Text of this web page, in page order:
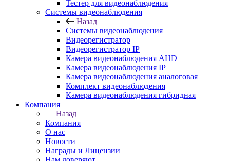
Тестер для видеонаблюдения
Системы видеонаблюдения
Назад
Системы видеонаблюдения
Видеорегистратор
Видеорегистратор IP
Камера видеонаблюдения AHD
Камера видеонаблюдения IP
Камера видеонаблюдения аналоговая
Комплект видеонаблюдения
Камера видеонаблюдения гибридная
Компания
Назад
Компания
О нас
Новости
Награды и Лицензии